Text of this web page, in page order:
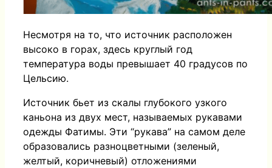
Несмотря на то, что источник расположен
высоко в горах, здесь круглый год
температура воды превышает 40 градусов по
Цельсию.
Источник бьет из скалы глубокого узкого
каньона из двух мест, называемых рукавами
одежды Фатимы. Эти “рукава” на самом деле
образовались разноцветными (зеленый,
желтый, коричневый) отложениями